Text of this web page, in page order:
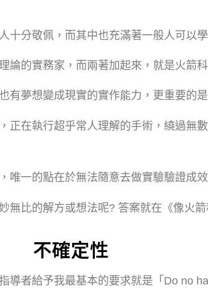
十分敬佩，而其中也充滿著一般人可以
論的實務家，而兩著加起來，就是火箭
有夢想變成現實的實作能力，更重要的
正在執行超乎常人理解的手術，繞過無
唯一的點在於無法隨意去做實驗驗證成
無比的解方或想法呢? 答案就在《像火
不確定性
導者給予我最基本的要求就是「Do no